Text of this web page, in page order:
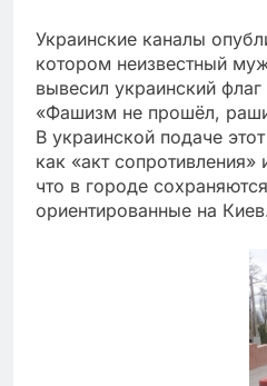
Украинские каналы
котором неизвестный
вывесил украинский
«Фашизм не прошёл,
В украинской подаче
как «акт сопротивления»
что в городе
ориентированные на